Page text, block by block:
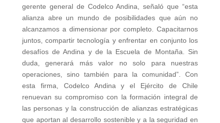
gerente general de Codelco Andina, señaló que “esta
alianza abre un mundo de posibilidades que aún no
alcanzamos a dimensionar por completo. Capacitarnos
juntos, compartir tecnología y enfrentar en conjunto los
desafíos de Andina y de la Escuela de Montaña. Sin
duda, generará más valor no solo para nuestras
operaciones, sino también para la comunidad”. Con
esta firma, Codelco Andina y el Ejército de Chile
renuevan su compromiso con la formación integral de
las personas y la construcción de alianzas estratégicas
que aportan al desarrollo sostenible y a la seguridad en